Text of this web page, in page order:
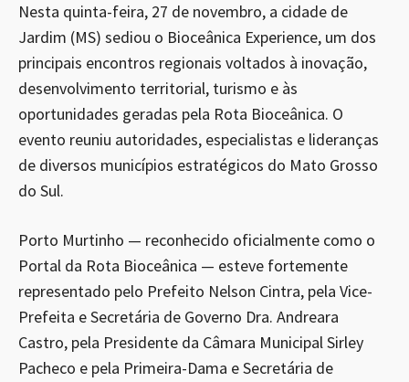
Nesta quinta-feira, 27 de novembro, a cidade de
Jardim (MS) sediou o Bioceânica Experience, um dos
principais encontros regionais voltados à inovação,
desenvolvimento territorial, turismo e às
oportunidades geradas pela Rota Bioceânica. O
evento reuniu autoridades, especialistas e lideranças
de diversos municípios estratégicos do Mato Grosso
do Sul.
Porto Murtinho — reconhecido oficialmente como o
Portal da Rota Bioceânica — esteve fortemente
representado pelo Prefeito Nelson Cintra, pela Vice-
Prefeita e Secretária de Governo Dra. Andreara
Castro, pela Presidente da Câmara Municipal Sirley
Pacheco e pela Primeira-Dama e Secretária de